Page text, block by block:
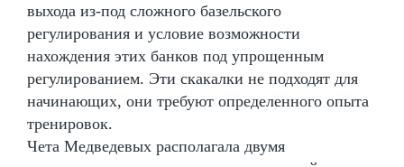
выхода из-под сложного базельского
регулирования и условие возможности
нахождения этих банков под упрощенным
регулированием. Эти скакалки не подходят для
начинающих, они требуют определенного опыта
тренировок.
Чета Медведевых располагала двумя